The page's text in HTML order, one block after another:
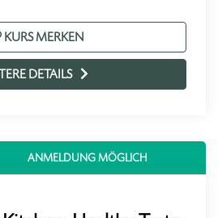
KURS MERKEN
DETAILS
ANMELDUNG MÖGLICH